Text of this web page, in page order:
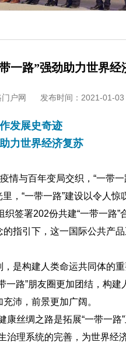
一路”强劲助力世界经
户网 发布时间：2021-01-03
发展史奇迹
力世界经济复苏
与百年变局交织，“一带
，“一带一路”建设以令人
签署202份共建“一带一路
指引下，这一国际公共产
，是构建人类命运共同体的
路”朋友圈更加团结，构
沛，前景更加广阔。
康丝绸之路是拓展“一带一
理系统的完善，为世界经